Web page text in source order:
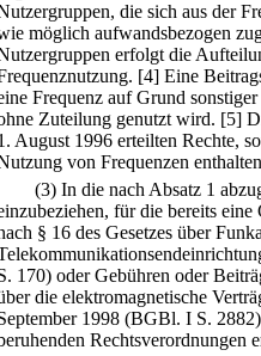
die sich aus der
möglich aufwandsbezogen
erfolgt die
[4] Eine
Frequenz auf Grund
Zuteilung genutzt wird. [5]
August 1996 erteilten Rechte,
von Frequenzen
(3) In die nach Absatz 1
für die bereits
§ 16 des Gesetzes über
170) oder Gebühren oder
die elektromagnetische
1998 (BGBl. I S.
Rechtsverordnungen